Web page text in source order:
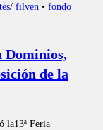
/ filven • fondo
Dominios,
de la
la13ª Feria